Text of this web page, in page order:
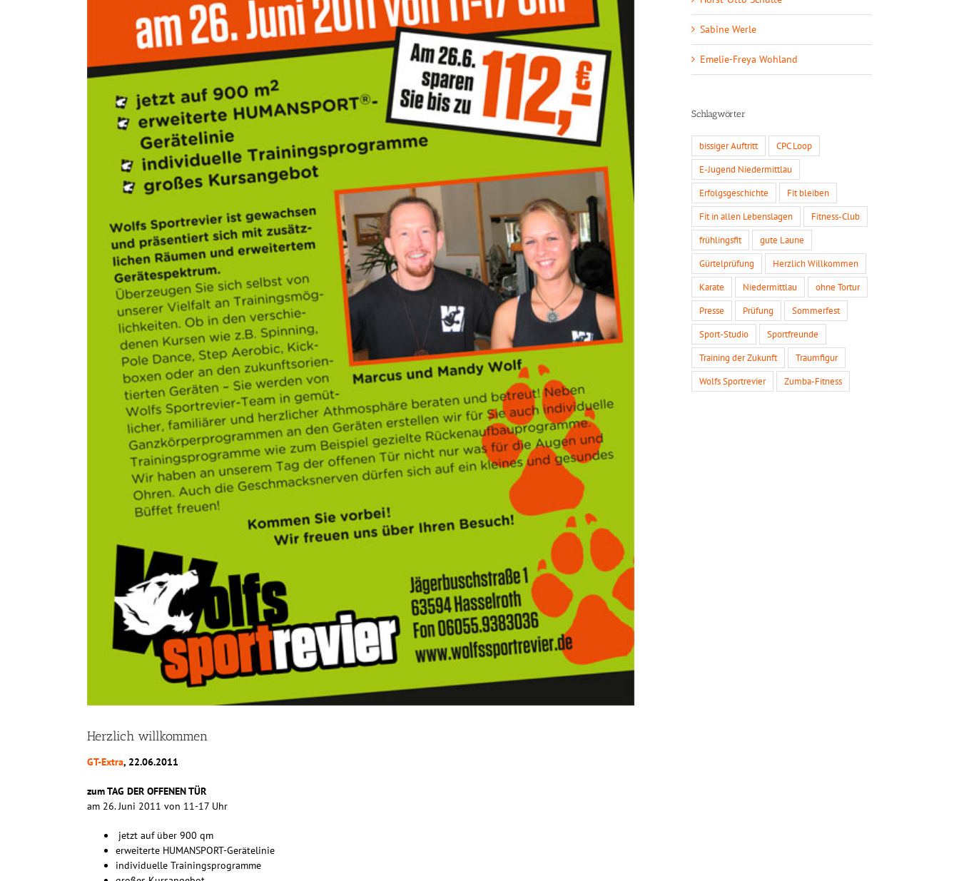
Herzlich willkommen
GT-Extra, 22.06.2011
zum TAG DER OFFENEN TÜR
am 26. Juni 2011 von 11-17 Uhr
jetzt auf über 900 qm
erweiterte HUMANSPORT-Gerätelinie
individuelle Trainingsprogramme
Sabine Werle
Emelie-Freya Wohland
Schlagwörter
bissiger Auftritt CPC Loop
E-Jugend Niedermittlau
Erfolgsgeschichte Fit bleiben
Fit in allen Lebenslagen Fitness-Club
frühlingsfit gute Laune
Gürtelprüfung Herzlich Willkommen
Karate Niedermittlau ohne Tortur
Presse Prüfung Sommerfest
Sport-Studio Sportfreunde
Training der Zukunft Traumfigur
Wolfs Sportrevier Zumba-Fitness